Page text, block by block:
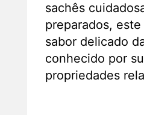
sachês
preparados,
sabor delicado
conhecido por
propriedades